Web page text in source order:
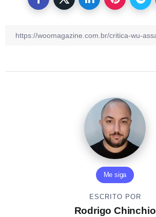
Me siga
ESCRITO POR
Rodrigo Chinchio